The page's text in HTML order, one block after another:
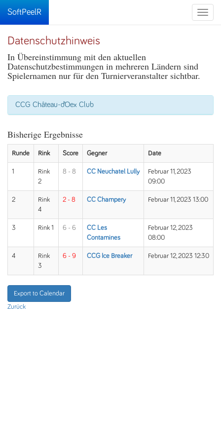
Toggle
SoftPeelR
Datenschutzhinweis
In Übereinstimmung mit den aktuellen
Datenschutzbestimmungen in mehreren Ländern sind
Spielernamen nur für den Turnierveranstalter sichtbar.
CCG Château-d’Oex Club
Bisherige Ergebnisse
Runde Rink Score Gegner Date
1
Rink
2
8 - 8 CC Neuchatel Lully
Februar 11, 2023
09:00
2
Rink
4
2 - 8 CC Champery Februar 11, 2023 13:00
3 Rink 1 6 - 6
CC Les
Contamines
Februar 12, 2023
08:00
4
Rink
3
6 - 9 CCG Ice Breaker Februar 12, 2023 12:30
Export to Calendar
Zurück